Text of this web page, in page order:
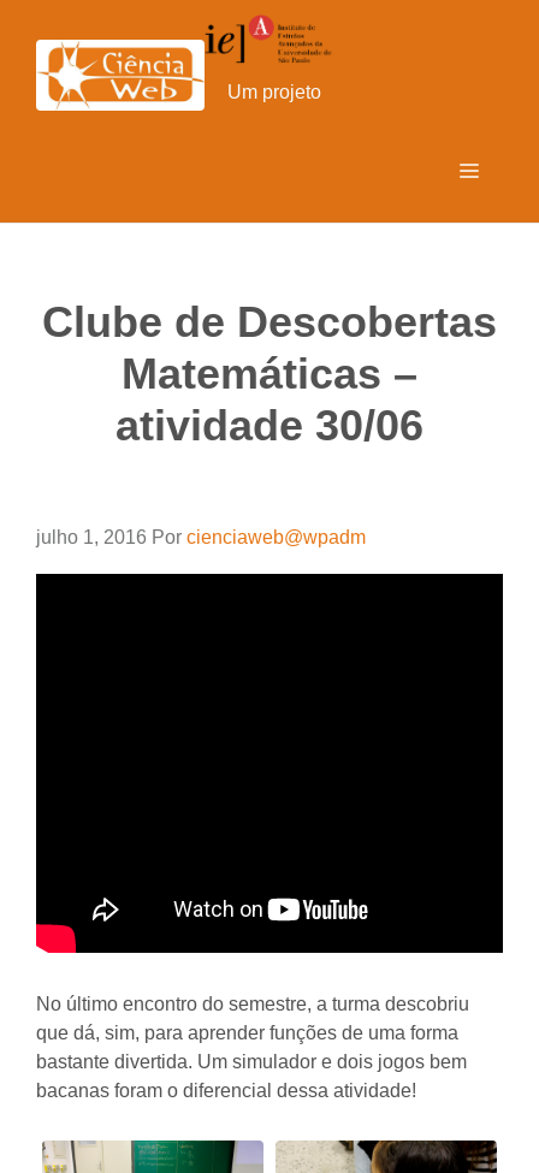
para
conteúdo
Um projeto
Menu
Clube de Descobertas
Matemáticas –
atividade 30/06
julho 1, 2016 Por cienciaweb@wpadm
No último encontro do semestre, a turma descobriu
que dá, sim, para aprender funções de uma forma
bastante divertida. Um simulador e dois jogos bem
bacanas foram o diferencial dessa atividade!